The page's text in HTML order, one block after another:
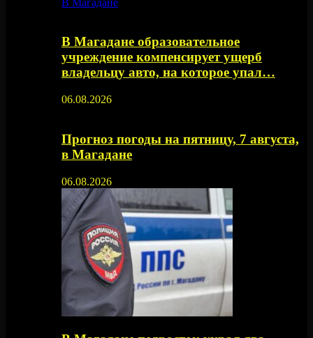
В Магадане образовательное
учреждение компенсирует ущерб
владельцу авто, на которое упал…
06.08.2026
Прогноз погоды на пятницу, 7 августа,
в Магадане
06.08.2026